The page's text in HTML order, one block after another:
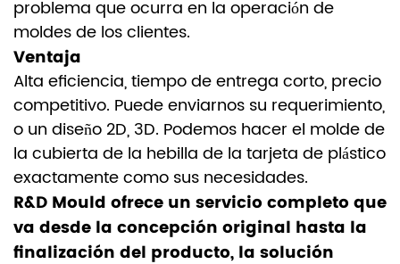
problema que ocurra en la operación de
moldes de los clientes.
Ventaja
Alta eficiencia, tiempo de entrega corto, precio
competitivo. Puede enviarnos su requerimiento,
o un diseño 2D, 3D. Podemos hacer el molde de
la cubierta de la hebilla de la tarjeta de plástico
exactamente como sus necesidades.
R&D Mould ofrece un servicio completo que
va desde la concepción original hasta la
finalización del producto, la solución